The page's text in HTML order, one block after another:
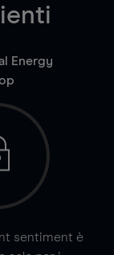
Energy
sentiment è